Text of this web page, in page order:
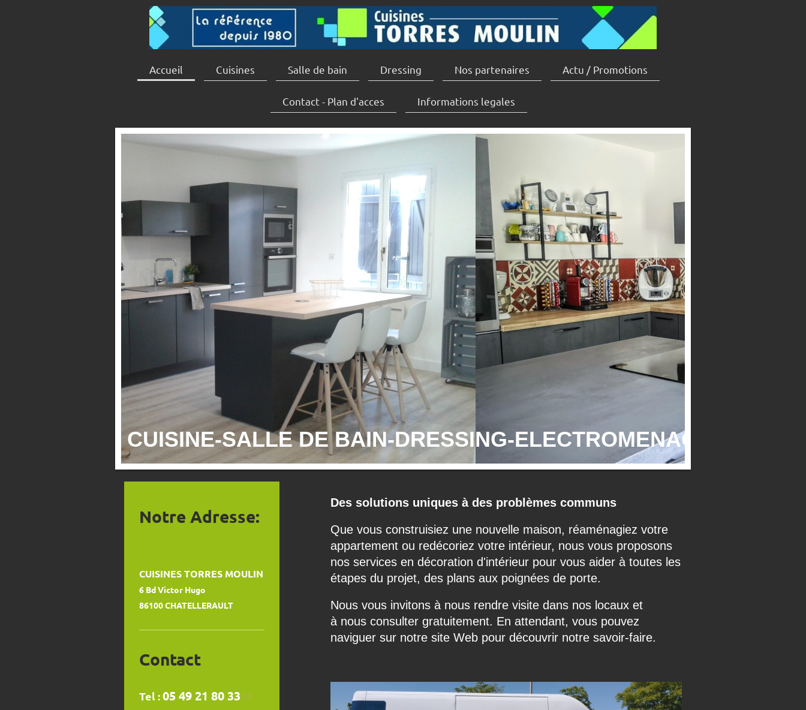
Accueil Cuisines Salle de bain Dressing Nos partenaires Actu / Promotions
Contact - Plan d'acces Informations legales
CUISINE-SALLE DE BAIN-DRESSING-ELECTROMENAGER
Des solutions uniques à des problèmes communs
Que vous construisiez une nouvelle maison, réaménagiez votre
appartement ou redécoriez votre intérieur, nous vous proposons
nos services en décoration d'intérieur pour vous aider à toutes les
étapes du projet, des plans aux poignées de porte.
Nous vous invitons à nous rendre visite dans nos locaux et
à nous consulter gratuitement. En attendant, vous pouvez
naviguer sur notre site Web pour découvrir notre savoir-faire.
Notre Adresse:
CUISINES TORRES MOULIN
6 Bd Victor Hugo
86100 CHATELLERAULT
Contact
Tel :05 49 21 80 3305